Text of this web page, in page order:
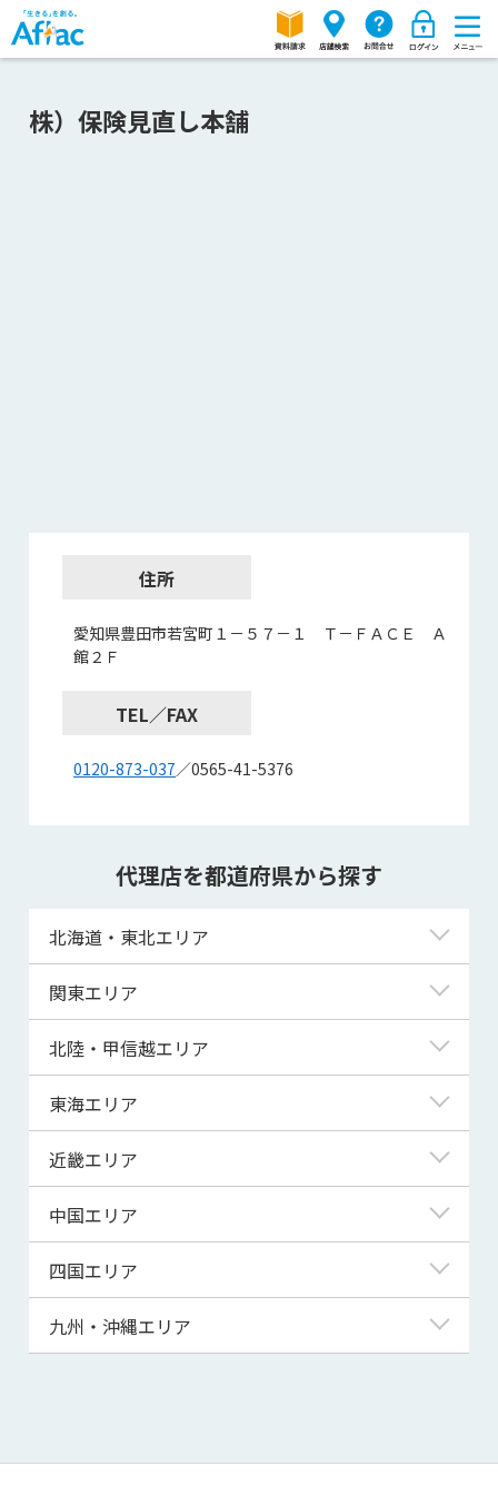
株）保険見直し本舗
住所
愛知県豊田市若宮町１－５７－１ Ｔ－ＦＡＣＥ Ａ
館２Ｆ
TEL／FAX
0120-873-037／0565-41-5376
代理店を都道府県から探す
北海道・東北エリア
北海道
青森県
宮城県
秋田県
山形県
関東エリア
東京都
神奈川県
埼玉県
千葉県
茨城県
群馬県
北陸・甲信越エリア
新潟県
富山県
福井県
山梨県
長野県
東海エリア
岐阜県
静岡県
三重県
近畿エリア
滋賀県
京都府
大阪府
兵庫県
和歌山県
中国エリア
鳥取県
島根県
山口県
四国エリア
徳島県
高知県
九州・沖縄エリア